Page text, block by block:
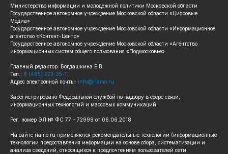
Министерство информации и молодежной политики Московской области
Государственное автономное учреждение Московской области «Цифровые
Медиа»
Государственное автономное учреждение Московской области «Информационное
агентство «Контент-Центр»
Государственное автономное учреждение Московской области «Агентство
информационных систем общего пользования «Подмосковье»
Главный редактор: Богдашкина Е.В.
Тел.: 8 (495) 223-35-11
Адрес электронной почты: info@riamo.ru
Зарегистрировано Федеральной службой по надзору в сфере связи,
информационных технологий и массовых коммуникаций
Рег. номер ЭЛ № ФС 77 – 72999 от 06.06.2018
На сайте riamo.ru применяются рекомендательные технологии (информационные
технологии предоставления информации на основе сбора, систематизации и
анализа сведений, относящихся к предпочтениям пользователей сети